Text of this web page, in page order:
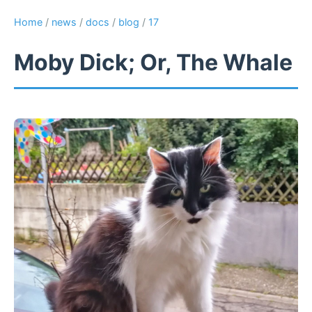
Home / news / docs / blog / 17
Moby Dick; Or, The Whale